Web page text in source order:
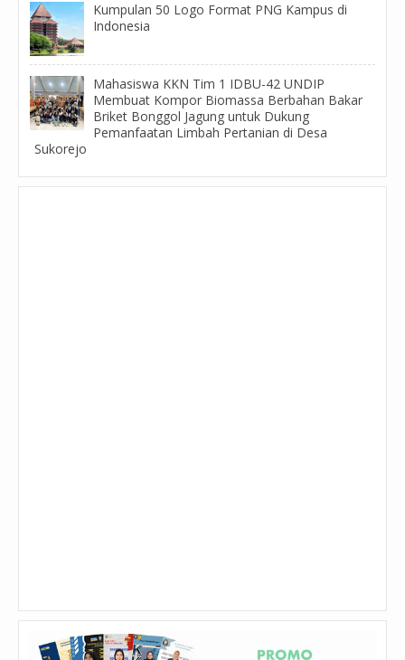
Kumpulan 50 Logo Format PNG Kampus di
Indonesia
Mahasiswa KKN Tim 1 IDBU-42 UNDIP
Membuat Kompor Biomassa Berbahan Bakar
Briket Bonggol Jagung untuk Dukung
Pemanfaatan Limbah Pertanian di Desa
Sukorejo